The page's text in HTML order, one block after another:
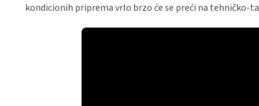
kondicionih priprema vrlo brzo će se preći na tehničko-